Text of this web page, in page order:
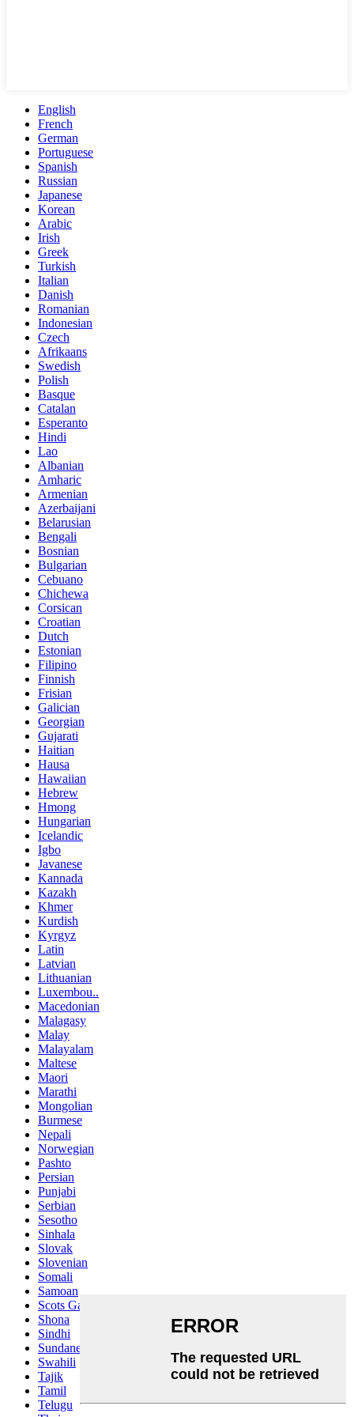
English
French
German
Portuguese
Spanish
Russian
Japanese
Korean
Arabic
Irish
Greek
Turkish
Italian
Danish
Romanian
Indonesian
Czech
Afrikaans
Swedish
Polish
Basque
Catalan
Esperanto
Hindi
Lao
Albanian
Amharic
Armenian
Azerbaijani
Belarusian
Bengali
Bosnian
Bulgarian
Cebuano
Chichewa
Corsican
Croatian
Dutch
Estonian
Filipino
Finnish
Frisian
Galician
Georgian
Gujarati
Haitian
Hausa
Hawaiian
Hebrew
Hmong
Hungarian
Icelandic
Igbo
Javanese
Kannada
Kazakh
Khmer
Kurdish
Kyrgyz
Latin
Latvian
Lithuanian
Luxembou..
Macedonian
Malagasy
Malay
Malayalam
Maltese
Maori
Marathi
Mongolian
Burmese
Nepali
Norwegian
Pashto
Persian
Punjabi
Serbian
Sesotho
Sinhala
Slovak
Slovenian
Somali
Samoan
Scots Gaelic
Shona
Sindhi
Sundanese
Swahili
Tajik
Tamil
Telugu